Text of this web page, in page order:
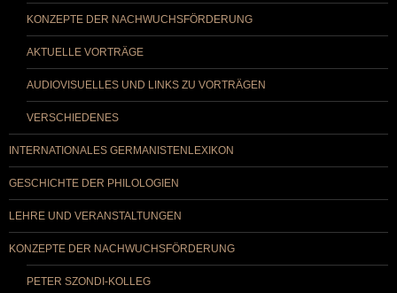
KONZEPTE DER NACHWUCHSFÖRDERUNG
AKTUELLE VORTRÄGE
AUDIOVISUELLES UND LINKS ZU VORTRÄGEN
VERSCHIEDENES
INTERNATIONALES GERMANISTENLEXIKON
GESCHICHTE DER PHILOLOGIEN
LEHRE UND VERANSTALTUNGEN
KONZEPTE DER NACHWUCHSFÖRDERUNG
PETER SZONDI-KOLLEG